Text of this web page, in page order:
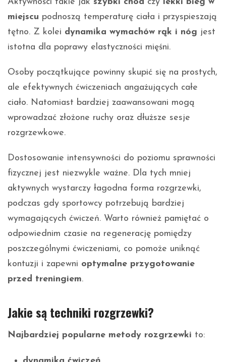
miejscu podnoszą temperaturę ciała i przyspieszają
tętno. Z kolei dynamika wymachów rąk i nóg jest
istotna dla poprawy elastyczności mięśni.
Osoby początkujące powinny skupić się na prostych,
ale efektywnych ćwiczeniach angażujących całe
ciało. Natomiast bardziej zaawansowani mogą
wprowadzać złożone ruchy oraz dłuższe sesje
rozgrzewkowe.
Dostosowanie intensywności do poziomu sprawności
fizycznej jest niezwykle ważne. Dla tych mniej
aktywnych wystarczy łagodna forma rozgrzewki,
podczas gdy sportowcy potrzebują bardziej
wymagających ćwiczeń. Warto również pamiętać o
odpowiednim czasie na regenerację pomiędzy
poszczególnymi ćwiczeniami, co pomoże uniknąć
kontuzji i zapewni optymalne przygotowanie
przed treningiem.
Jakie są techniki rozgrzewki?
Najbardziej popularne metody rozgrzewki to: